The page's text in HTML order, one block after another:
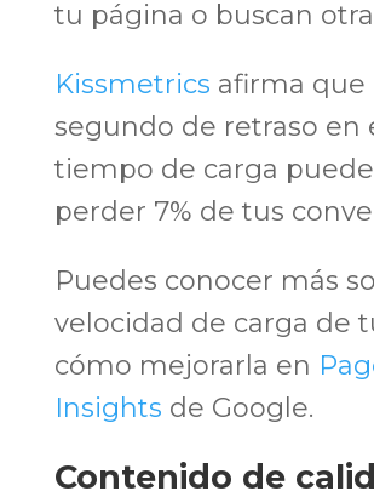
tu página o buscan
Kissmetrics afirma que
segundo de retraso en
tiempo de carga
perder 7% de tus
Puedes conocer más
velocidad de carga de
cómo mejorarla en
Insights de Google.
Contenido de